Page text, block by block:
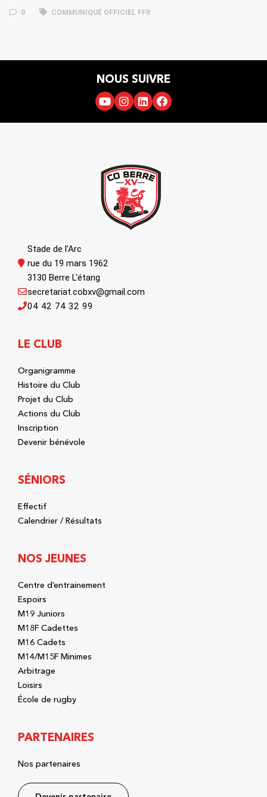
0 COMMUNIQUÉ OFFICIEL FFR
NOUS SUIVRE
Stade de l'Arc
rue du 19 mars 1962
3130 Berre L'étang
04 42 74 32 99
secretariat.cobxv@gmail.com
LE CLUB
Organigramme
Histoire du Club
Projet du Club
Actions du Club
Inscription
Devenir bénévole
SÉNIORS
Effectif
Calendrier / Résultats
NOS JEUNES
Centre d’entrainement
Espoirs
M19 Juniors
M18F Cadettes
M16 Cadets
M14/M15F Minimes
Arbitrage
Loisirs
École de rugby
PARTENAIRES
Nos partenaires